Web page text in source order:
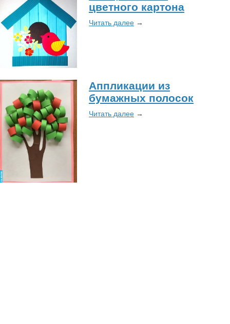
цветного картона
Читать далее →
Аппликации из
бумажных полосок
Читать далее →